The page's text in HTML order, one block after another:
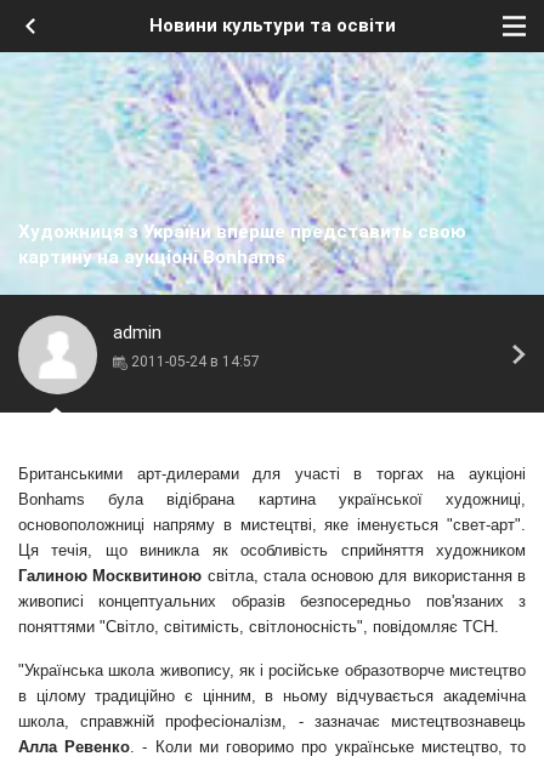
Новини культури та освіти
Художниця з України вперше представить свою
картину на аукціоні Bonhams
admin
2011-05-24 в 14:57
Британськими арт-дилерами для участі в торгах на аукціоні
Bonhams була відібрана картина української художниці,
основоположниці напряму в мистецтві, яке іменується "свет-арт".
Ця течія, що виникла як особливість сприйняття художником
Галиною Москвитиною світла, стала основою для використання в
живописі концептуальних образів безпосередньо пов'язаних з
поняттями "Світло, світимість, світлоносність", повідомляє ТСН .
"Українська школа живопису, як і російське образотворче мистецтво
в цілому традиційно є цінним, в ньому відчувається академічна
школа, справжній професіоналізм, - зазначає мистецтвознавець
Алла Ревенко. - Коли ми говоримо про українське мистецтво, то